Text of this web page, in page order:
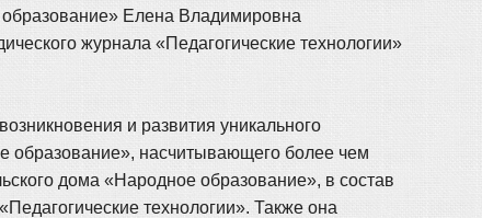
образование» Елена Владимировна
журнала «Педагогические технологии»
и развития уникального
образование», насчитывающего более чем
дома «Народное образование», в состав
технологии». Также она